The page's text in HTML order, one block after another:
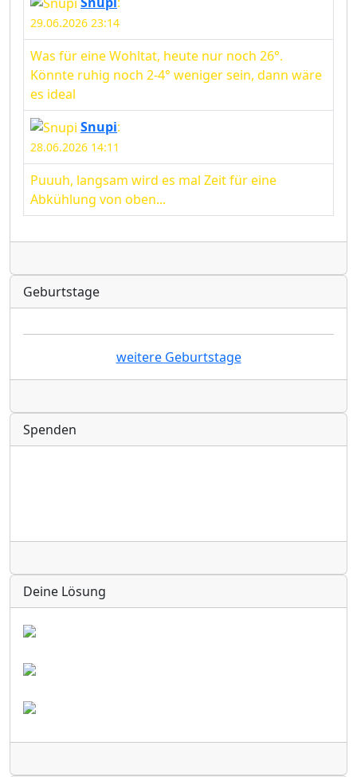
29.06.2026 23:14
Was für eine Wohltat, heute nur noch 26°.
Könnte ruhig noch 2-4° weniger sein, dann wäre
es ideal
Snupi:
28.06.2026 14:11
Puuuh, langsam wird es mal Zeit für eine
Abkühlung von oben...
Geburtstage
weitere Geburtstage
Spenden
Deine Lösung